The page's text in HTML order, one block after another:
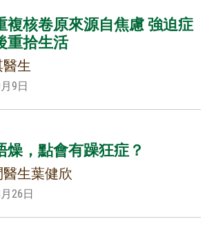
複核卷原來源自焦慮 強迫症
重拾生活
生
9日
燥，點會有躁狂症？
生葉健欣
26日